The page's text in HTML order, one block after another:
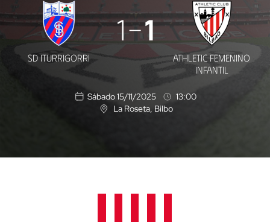
SD
Iturrigorri
-
Athletic
SD ITURRIGORRI
1 1
ATHLETIC FEMENINO
INFANTIL
Sábado 15/11/2025
13:00
U
n
La Roseta , Bilbo